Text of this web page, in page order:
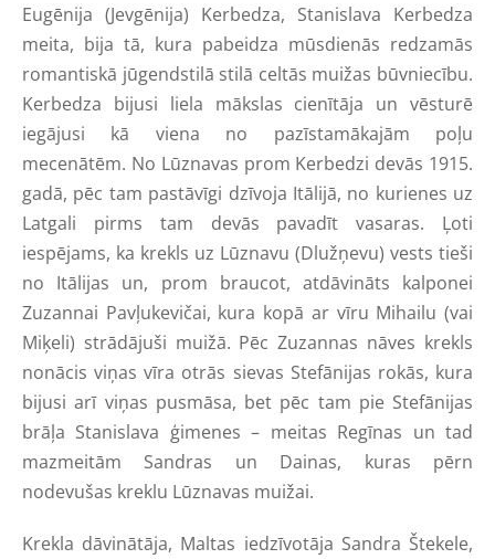
Eugēnija (Jevgēnija) Kerbedza, Stanislava Kerbedza
meita, bija tā, kura pabeidza mūsdienās redzamās
romantiskā jūgendstilā stilā celtās muižas būvniecību.
Kerbedza bijusi liela mākslas cienītāja un vēsturē
iegājusi kā viena no pazīstamākajām poļu
mecenātēm. No Lūznavas prom Kerbedzi devās 1915.
gadā, pēc tam pastāvīgi dzīvoja Itālijā, no kurienes uz
Latgali pirms tam devās pavadīt vasaras. Ļoti
iespējams, ka krekls uz Lūznavu (Dlužņevu) vests tieši
no Itālijas un, prom braucot, atdāvināts kalponei
Zuzannai Pavļukevičai, kura kopā ar vīru Mihailu (vai
Miķeli) strādājuši muižā. Pēc Zuzannas nāves krekls
nonācis viņas vīra otrās sievas Stefānijas rokās, kura
bijusi arī viņas pusmāsa, bet pēc tam pie Stefānijas
brāļa Stanislava ģimenes – meitas Regīnas un tad
mazmeitām Sandras un Dainas, kuras pērn
nodevušas kreklu Lūznavas muižai.
Krekla dāvinātāja, Maltas iedzīvotāja Sandra Štekele,